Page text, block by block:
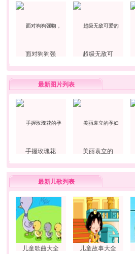
面对狗狗强 超级无敌可
最新图片列表
手握玫瑰花 美丽袁立的
最新儿歌列表
儿童歌曲大全 儿童故事大全